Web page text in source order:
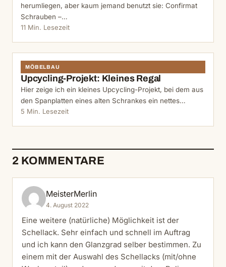
herumliegen, aber kaum jemand benutzt sie: Confirmat
Schrauben –…
11 Min. Lesezeit
MÖBELBAU
Upcycling-Projekt: Kleines Regal
Hier zeige ich ein kleines Upcycling-Projekt, bei dem aus
den Spanplatten eines alten Schrankes ein nettes…
5 Min. Lesezeit
2 KOMMENTARE
MeisterMerlin
4. August 2022
Eine weitere (natürliche) Möglichkeit ist der
Schellack. Sehr einfach und schnell im Auftrag
und ich kann den Glanzgrad selber bestimmen. Zu
einem mit der Auswahl des Schellacks (mit/ohne